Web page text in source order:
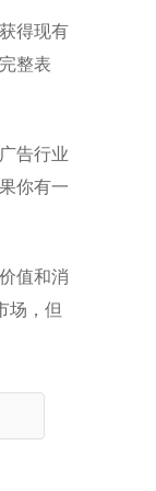
得现有
整表
告行业
你有一
值和消
场，但